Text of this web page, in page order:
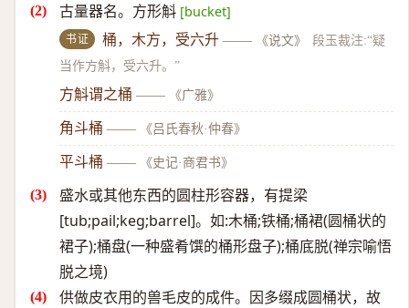
古量器名。方形斛 [bucket]
书证 桶，木方，受六升 —— 《说文》
段玉裁注:“疑
当作方斛，受六升。”
方斛谓之桶 —— 《广雅》
角斗桶 —— 《吕氏春秋·仲春》
平斗桶 —— 《史记·商君书》
盛水或其他东西的圆柱形容器，有提梁
[tub;pail;keg;barrel]。如:木桶;铁桶;桶裙(圆桶状的
裙子);桶盘(一种盛肴馔的桶形盘子);桶底脱(禅宗喻悟
脱之境)
供做皮衣用的兽毛皮的成件。因多缀成圆桶状，故